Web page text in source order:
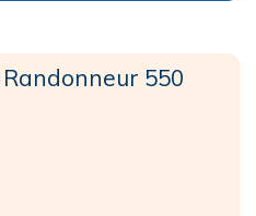
Randonneur 550